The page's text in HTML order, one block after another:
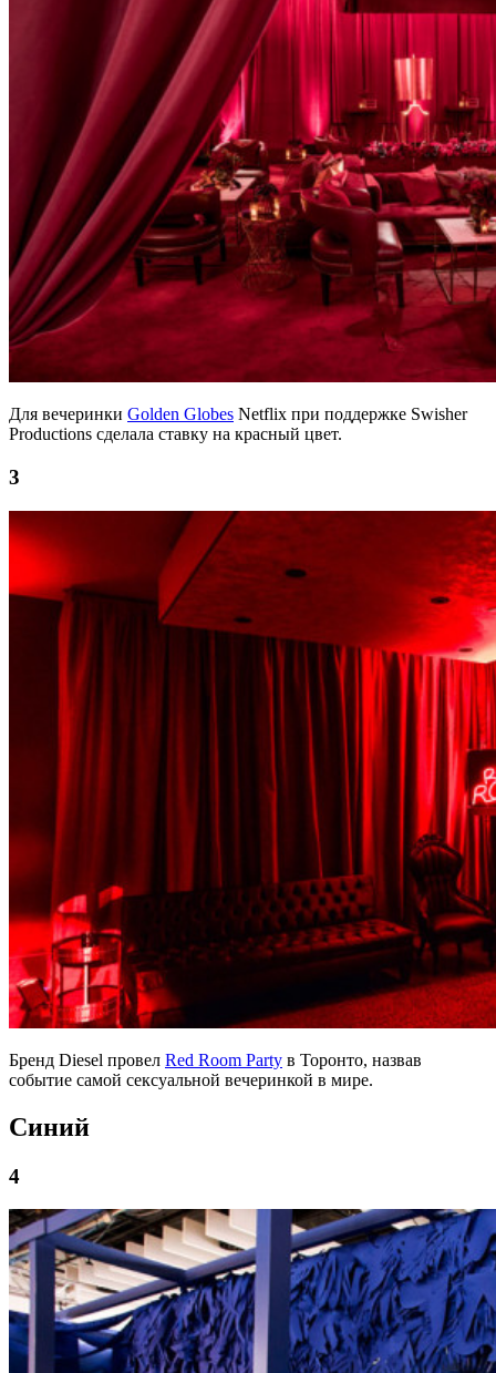
Для вечеринки Golden Globes Netflix при поддержке Swisher
Productions сделала ставку на красный цвет.
3
Бренд Diesel провел Red Room Party в Торонто, назвав
событие самой сексуальной вечеринкой в ​​мире.
Синий
4